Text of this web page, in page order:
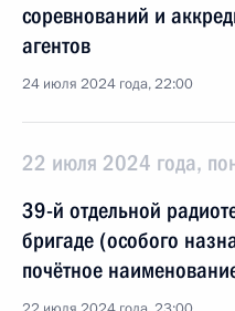
соревнований и
агентов
24 июля 2024 года, 22:00
22 июля 2024 года,
39-й отдельной
бригаде (особого
почётное